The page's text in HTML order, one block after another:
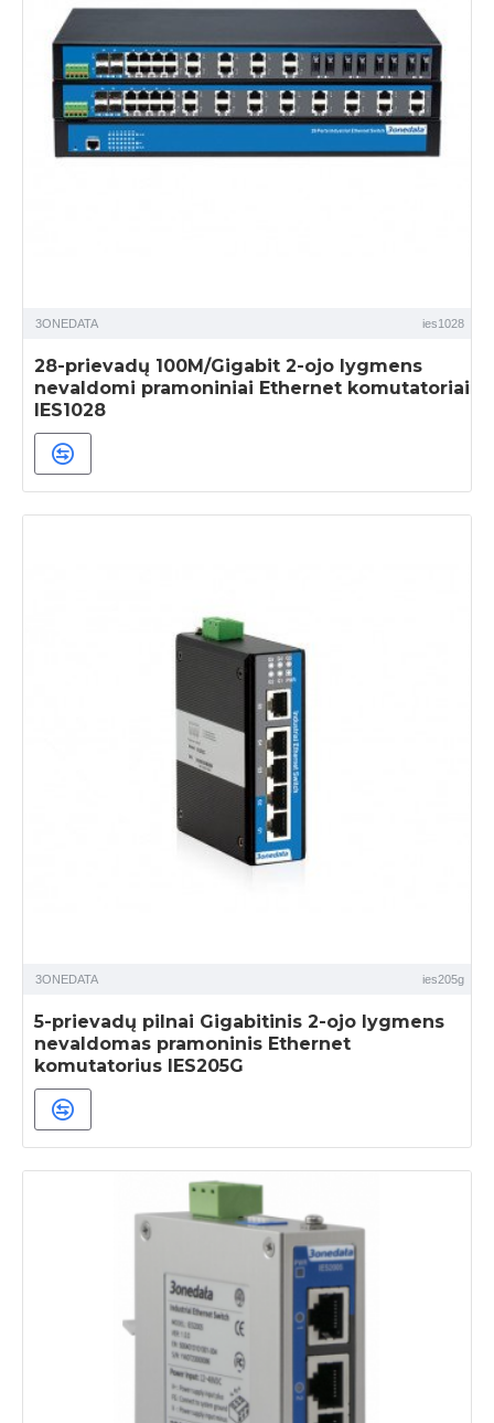
3ONEDATA ies1028
28-prievadų 100M/Gigabit 2-ojo lygmens
nevaldomi pramoniniai Ethernet komutatoriai
IES1028
3ONEDATA ies205g
5-prievadų pilnai Gigabitinis 2-ojo lygmens
nevaldomas pramoninis Ethernet
komutatorius IES205G